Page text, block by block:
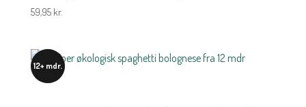
59,95 kr.
12+ mdr.